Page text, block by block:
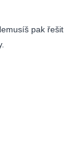
pak řešit